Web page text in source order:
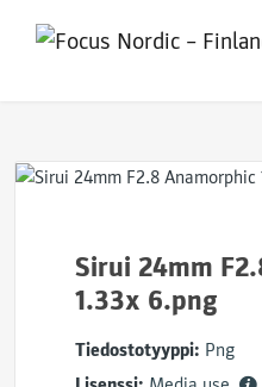
Sirui 24mm
1.33x 6.png
Tiedostotyyppi: Png